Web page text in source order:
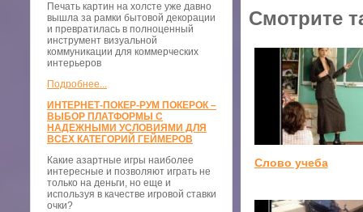
Печать картин на холсте уже давно
вышла за рамки бытовой декорации
и превратилась в полноценный
инструмент визуальной
коммуникации для коммерческих
интерьеров
Подробнее...
ИНТЕРНЕТ-ПОКЕР-РУМ ПОКЕРОК –
ВЫБОР ПЛАТФОРМЫ С
НАДЕЖНЫМИ УСЛОВИЯМИ ДЛЯ
ВСЕХ КАТЕГОРИЙ ГЕЙМЕРОВ
Какие азартные игры наиболее
интересные и позволяют играть не
только на деньги, но еще и
используя в качестве игровой ставки
очки?
Смотрите
Слово учеба